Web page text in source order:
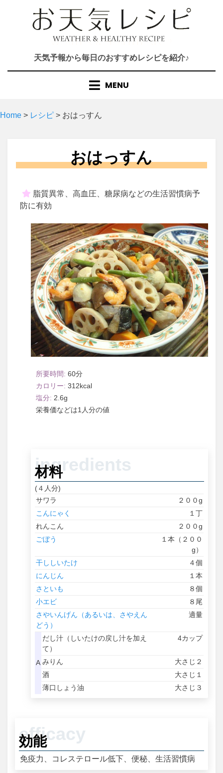
天気予報から毎日のおすすめレシピを紹介♪
MENU
Home > レシピ > おはっすん
おはっすん
脂質異常、高血圧、糖尿病などの生活習慣病予
防に有効
60
312
2.6
1人分
材料
(４人分)
サワラ
２００g
こんにゃく
１丁
れんこん
２００g
ごぼう
１本（２００
g）
干ししいたけ
４個
にんじん
１本
さといも
８個
小エビ
８尾
さやいんげん（あるいは、さやえん
どう）
適量
A
だし汁（しいたけの戻し汁を加え
て）
4カップ
みりん
大さじ２
酒
大さじ１
薄口しょう油
大さじ３
効能
免疫力、コレステロール低下、便秘、生活習慣病